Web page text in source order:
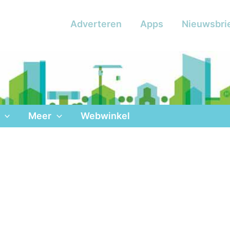
Adverteren Apps
Meer Webwinkel